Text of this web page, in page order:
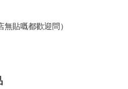
貼嘅都歡迎問）